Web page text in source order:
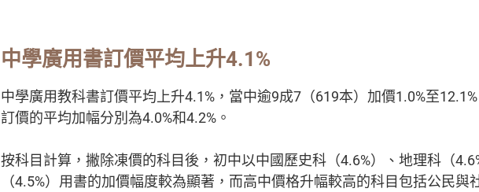
中學廣用書訂價平均上升4.1%
中學廣用教科書訂價平均上升4.1%，當中逾9成7（619本）加價1.0%至
訂價的平均加幅分別為4.0%和4.2%。
按科目計算，撇除凍價的科目後，初中以中國歷史科（4.6%）、地理科（
（4.5%）用書的加價幅度較為顯著，而高中價格升幅較高的科目包括公民與